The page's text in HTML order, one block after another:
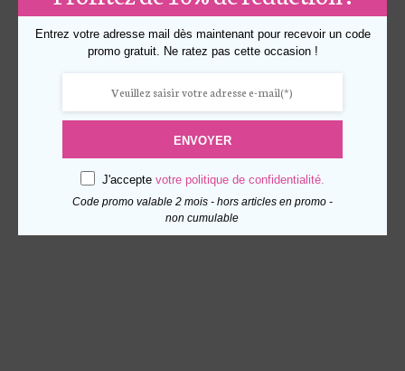
Entrez votre adresse mail dès maintenant pour recevoir un code
promo gratuit. Ne ratez pas cette occasion !
ENVOYER
J'accepte votre politique de confidentialité.
Code promo valable 2 mois - hors articles en promo -
non cumulable